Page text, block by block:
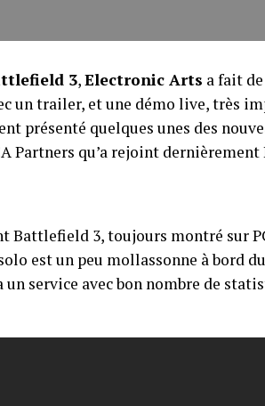
3,Electronic Arts a fait
un trailer, et une démo live, très
présenté quelques unes des
Partners qu’a rejoint
Battlefield 3, toujours montré sur
est un peu mollassonne à bord
service avec bon nombre de